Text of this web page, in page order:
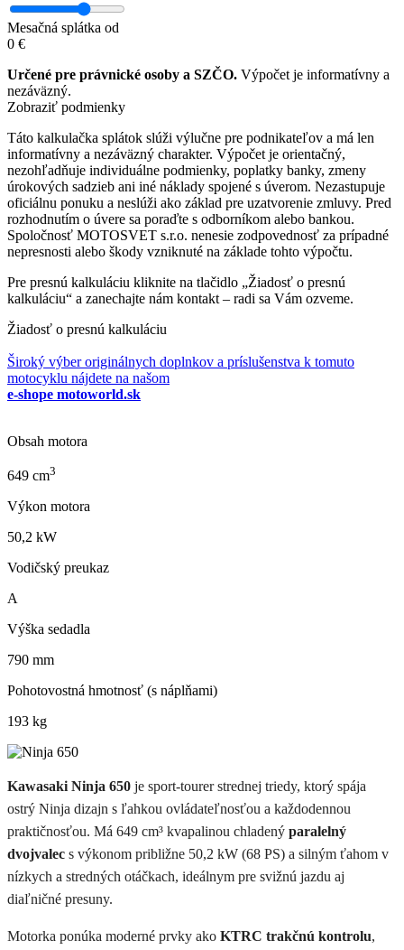
Mesačná splátka od
0 €
Určené pre právnické osoby a SZČO. Výpočet je informatívny a
nezáväzný.
Zobraziť podmienky
Táto kalkulačka splátok slúži výlučne pre podnikateľov a má len
informatívny a nezáväzný charakter. Výpočet je orientačný,
nezohľadňuje individuálne podmienky, poplatky banky, zmeny
úrokových sadzieb ani iné náklady spojené s úverom. Nezastupuje
oficiálnu ponuku a neslúži ako základ pre uzatvorenie zmluvy. Pred
rozhodnutím o úvere sa poraďte s odborníkom alebo bankou.
Spoločnosť MOTOSVET s.r.o. nenesie zodpovednosť za prípadné
nepresnosti alebo škody vzniknuté na základe tohto výpočtu.
Pre presnú kalkuláciu kliknite na tlačidlo „Žiadosť o presnú
kalkuláciu“ a zanechajte nám kontakt – radi sa Vám ozveme.
Žiadosť o presnú kalkuláciu
Široký výber originálnych doplnkov a príslušenstva k tomuto
motocyklu nájdete na našom
e-shope motoworld.sk
Obsah motora
649 cm3
Výkon motora
50,2 kW
Vodičský preukaz
A
Výška sedadla
790 mm
Pohotovostná hmotnosť (s náplňami)
193 kg
Kawasaki Ninja 650 je sport-tourer strednej triedy, ktorý spája
ostrý Ninja dizajn s ľahkou ovládateľnosťou a každodennou
praktičnosťou. Má 649 cm³ kvapalinou chladený paralelný
dvojvalec s výkonom približne 50,2 kW (68 PS) a silným ťahom v
nízkych a stredných otáčkach, ideálnym pre svižnú jazdu aj
diaľničné presuny.
Motorka ponúka moderné prvky ako KTRC trakčnú kontrolu,